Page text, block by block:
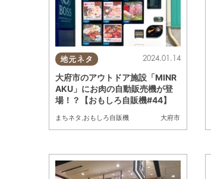
地元ネタ
大府市
2024.01.14
大府市のアウトドア施設「MINR
AKU」にお肉の自動販売機が登
場！？【おもしろ自販機#44】
まちネタ おもしろ自販機